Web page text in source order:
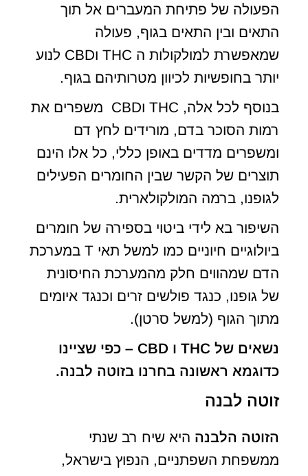
הפעולה של פתיחת המעברים אל תוך
התאים ובין התאים בגוף, פעולה
שמאפשרת למולקולות ה THC וCBD לנוע
יותר בחופשיות לכיוון מטרותיהם בגוף.
בנוסף לכל אלה, THC וCBD משפרים את
רמות הסוכר בדם, מורידים לחץ דם
ומשפרים מדדים באופן כללי, כל אלו הינם
תוצרים של הקשר שבין החומרים הפעילים
לגופנו, ברמה המולקולארית.
השיפור בא לידי ביטוי בספירה של חומרים
ביולוגיים חיוניים כמו למשל תאי T במערכת
הדם שמהווים חלק מהמערכת החיסונית
של גופנו, כנגד פולשים זרים וכנגד איומים
מתוך הגוף (למשל סרטן).
נשאים של THC ו CBD – כפי שציינו
כדוגמא ראשונה בחרנו בזוטה לבנה.
זוטה לבנה
הזוטה הלבנה היא שיח רב שנתי
ממשפחת השפתניים, הנפוץ בישראל,